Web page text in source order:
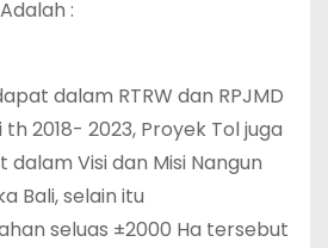
:
dalam RTRW dan RPJMD
2018- 2023, Proyek Tol juga
Visi dan Misi Nangun
Bali, selain itu
seluas ±2000 Ha tersebut